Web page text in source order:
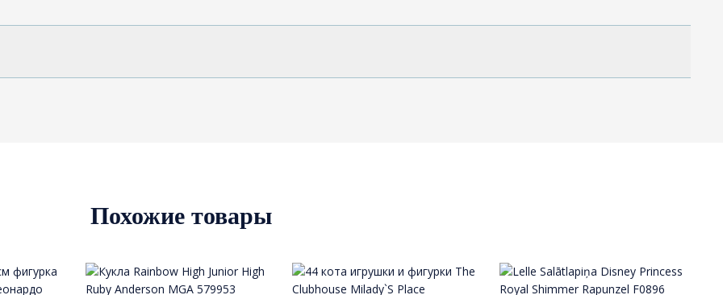
Похожие товары